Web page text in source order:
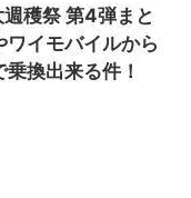
週穫祭 第4弾まと
イモバイルから
換出来る件！